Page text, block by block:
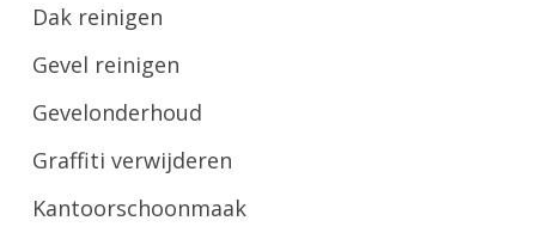
Dak reinigen
Gevel reinigen
Gevelonderhoud
Graffiti verwijderen
Kantoorschoonmaak